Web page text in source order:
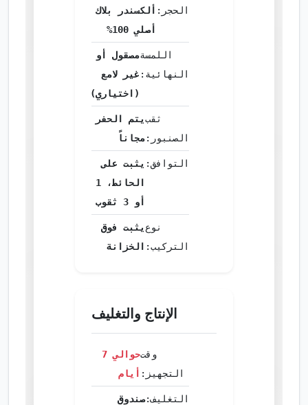
الحجر: ألكسندر بلاك
أصلي 100%
اللمسة
النهائية:
مصقول أو
غير لامع
(اختياري)
ثقب
الصنبور:
يتم الحفر
مجاناً
التوافق: يثبت على
الحائط، 1
أو 3 ثقوب
نوع
التركيب:
يثبت فوق
الخزانة
الإنتاج والتغليف
وقت
التجهيز:
حوالي 7
أيام
التغليف:صندوق